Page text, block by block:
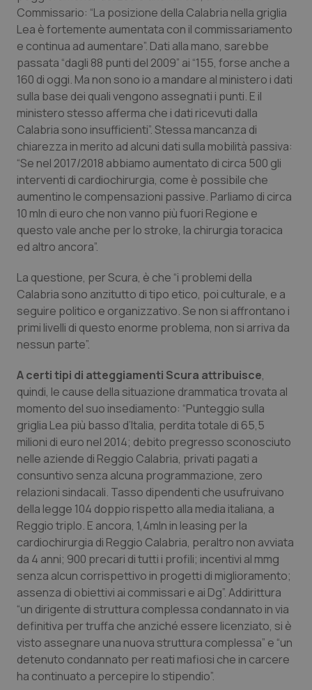
Quotidiano Pediatria
Rene & patologie urogenitali
Salute orale & impianti
Sangue & coagulazione
Tiroide
Tumore al seno
Tumore ovarico
Tumori gastrointestinali
Ulcera & Reflusso
Vaccini
Commissario: “La posizione della Calabria nella griglia
Lea è fortemente aumentata con il commissariamento
e continua ad aumentare”. Dati alla mano, sarebbe
passata “dagli 88 punti del 2009” ai “155, forse anche a
160 di oggi. Ma non sono io a mandare al ministero i dati
sulla base dei quali vengono assegnati i punti. E il
ministero stesso afferma che i dati ricevuti dalla
Calabria sono insufficienti”. Stessa mancanza di
chiarezza in merito ad alcuni dati sulla mobilità passiva:
“Se nel 2017/2018 abbiamo aumentato di circa 500 gli
interventi di cardiochirurgia, come è possibile che
aumentino le compensazioni passive. Parliamo di circa
10 mln di euro che non vanno più fuori Regione e
questo vale anche per lo stroke, la chirurgia toracica
ed altro ancora”.
La questione, per Scura, è che “i problemi della
Calabria sono anzitutto di tipo etico, poi culturale, e a
seguire politico e organizzativo. Se non si affrontano i
primi livelli di questo enorme problema, non si arriva da
nessun parte”.
A certi tipi di atteggiamenti Scura attribuisce,
quindi, le cause della situazione drammatica trovata al
momento del suo insediamento: “Punteggio sulla
griglia Lea più basso d’Italia, perdita totale di 65,5
milioni di euro nel 2014; debito pregresso sconosciuto
nelle aziende di Reggio Calabria, privati pagati a
consuntivo senza alcuna programmazione, zero
relazioni sindacali. Tasso dipendenti che usufruivano
della legge 104 doppio rispetto alla media italiana, a
Reggio triplo. E ancora, 1,4mln in leasing per la
cardiochirurgia di Reggio Calabria, peraltro non avviata
da 4 anni; 900 precari di tutti i profili; incentivi al mmg
senza alcun corrispettivo in progetti di miglioramento;
assenza di obiettivi ai commissari e ai Dg”. Addirittura
“un dirigente di struttura complessa condannato in via
definitiva per truffa che anziché essere licenziato, si è
visto assegnare una nuova struttura complessa” e “un
detenuto condannato per reati mafiosi che in carcere
ha continuato a percepire lo stipendio”.